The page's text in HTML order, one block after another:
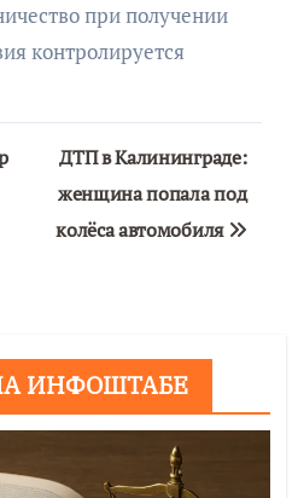
при получении
контролируется
ДТП в Калининграде:
женщина попала под
колёса автомобиля
ИНФОШТАБЕ